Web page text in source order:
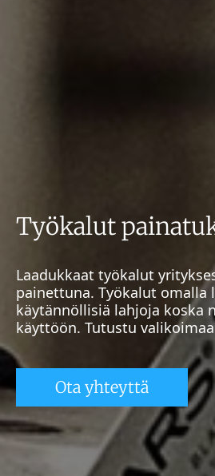
Työkalut
Laadukkaat työkalut
painettuna. Työkalut omalla
käytännöllisiä lahjoja koska
käyttöön. Tutustu
Ota yhteyttä